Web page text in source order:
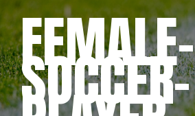
FEMALE-
SOCCER-